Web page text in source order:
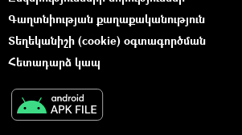
Գաղտնիության քաղաքականություն
Տեղեկանիշի (cookie) օգտագործման
Հետադարձ կապ